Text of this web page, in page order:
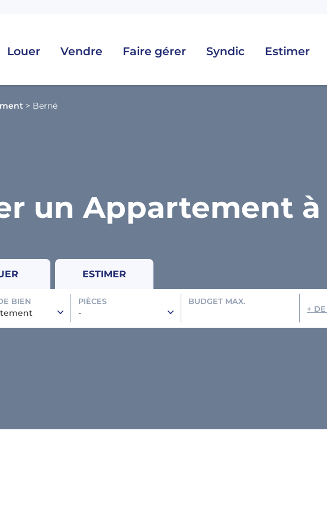
Louer Vendre Faire gérer Syndic Estimer
> Berné
un Appartement à
ESTIMER
BIEN PIÈCES
-
BUDGET MAX.
+